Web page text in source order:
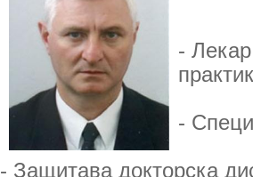
-
-
- Защитава докторска